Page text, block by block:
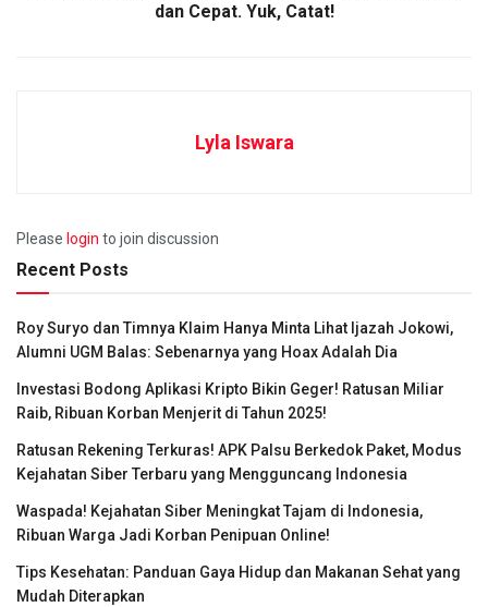
dan Cepat. Yuk, Catat!
Lyla Iswara
Please login to join discussion
Recent Posts
Roy Suryo dan Timnya Klaim Hanya Minta Lihat Ijazah Jokowi,
Alumni UGM Balas: Sebenarnya yang Hoax Adalah Dia
Investasi Bodong Aplikasi Kripto Bikin Geger! Ratusan Miliar
Raib, Ribuan Korban Menjerit di Tahun 2025!
Ratusan Rekening Terkuras! APK Palsu Berkedok Paket, Modus
Kejahatan Siber Terbaru yang Mengguncang Indonesia
Waspada! Kejahatan Siber Meningkat Tajam di Indonesia,
Ribuan Warga Jadi Korban Penipuan Online!
Tips Kesehatan: Panduan Gaya Hidup dan Makanan Sehat yang
Mudah Diterapkan